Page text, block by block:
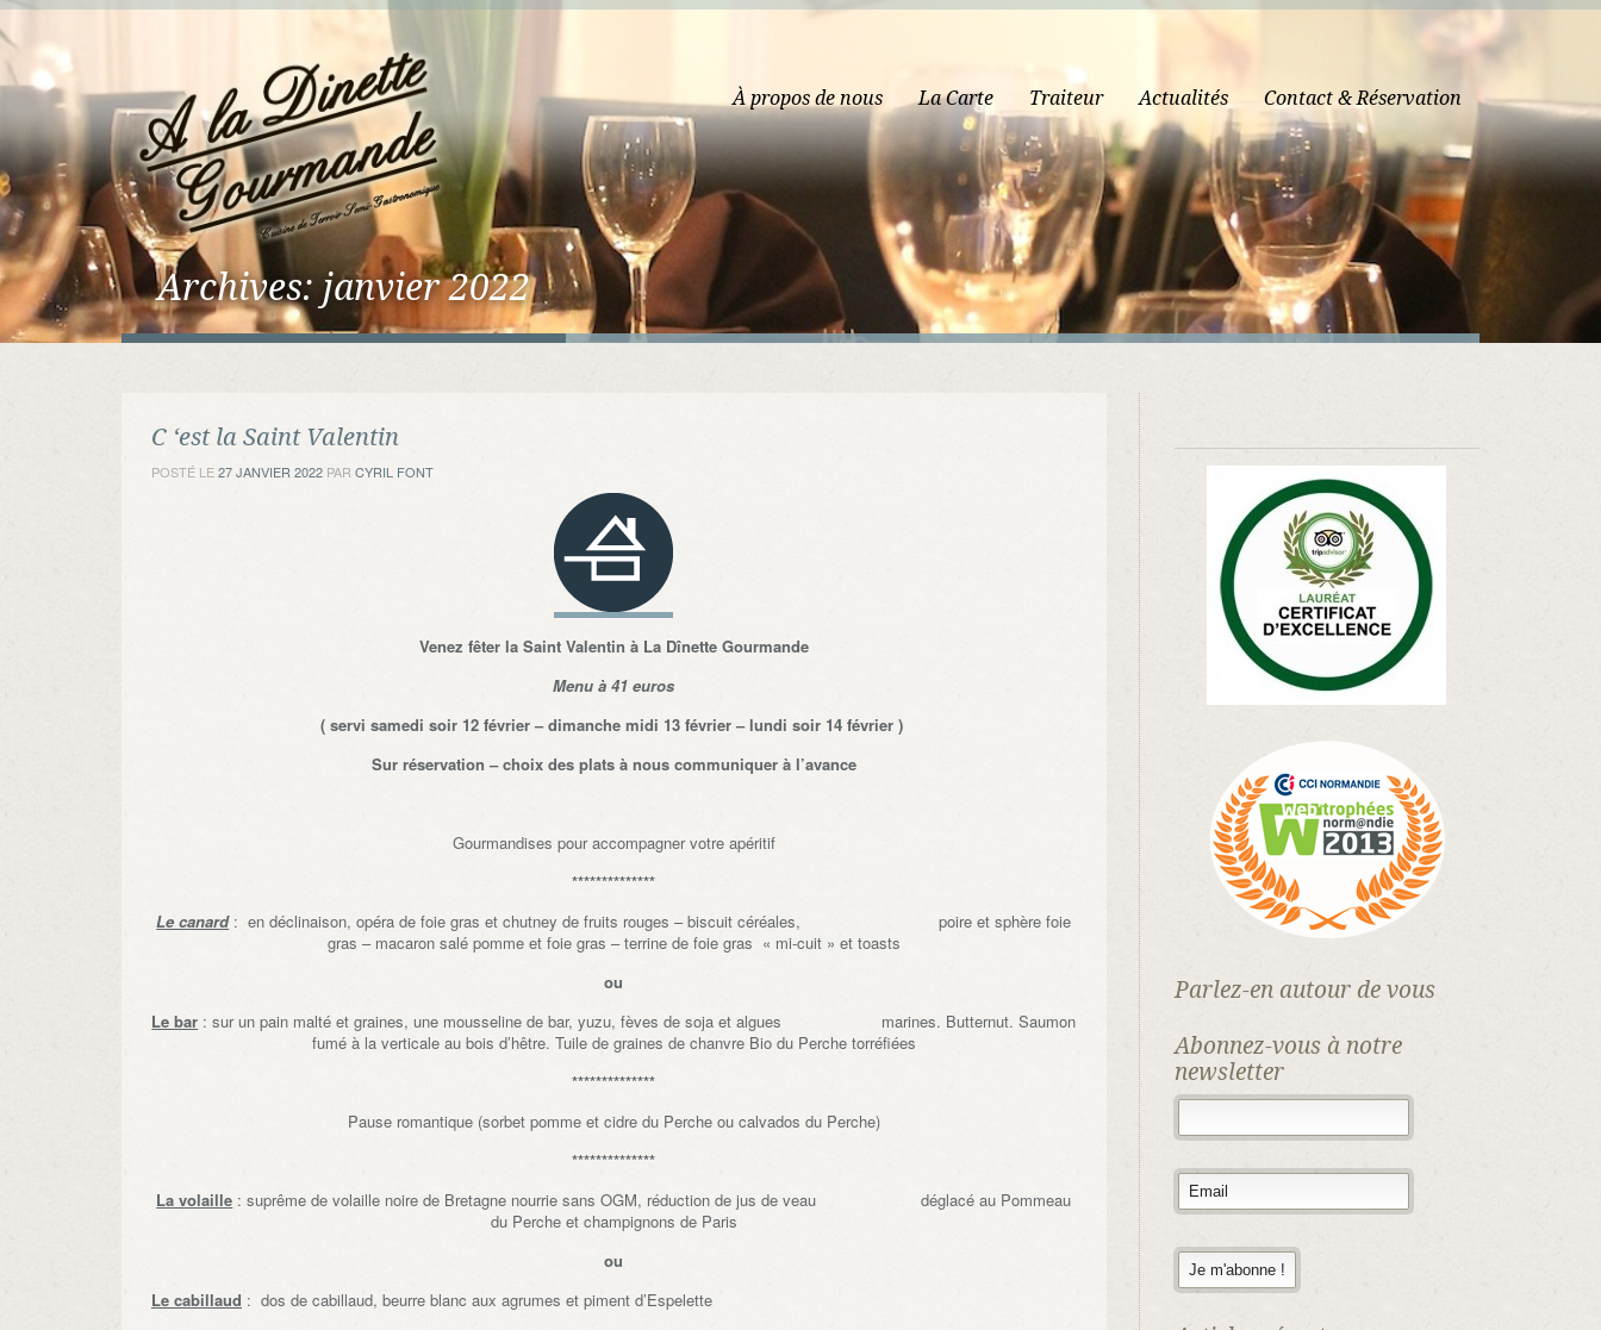
À propos de nous La Carte Traiteur Actualités Contact & Réservation
Archives:janvier 2022
C ‘est la Saint Valentin
POSTÉ LE27 JANVIER 2022 PAR CYRIL FONT
Venez fêter la Saint Valentin à La Dînette Gourmande
Menu à 41 euros
( servi samedi soir 12 février – dimanche midi 13 février – lundi soir 14 février )
Sur réservation – choix des plats à nous communiquer à l’avance
Gourmandises pour accompagner votre apéritif
**************
Le canard : en déclinaison, opéra de foie gras et chutney de fruits rouges – biscuit céréales, poire et sphère foie
gras – macaron salé pomme et foie gras – terrine de foie gras « mi-cuit » et toasts
ou
Le bar : sur un pain malté et graines, une mousseline de bar, yuzu, fèves de soja et algues marines. Butternut. Saumon
fumé à la verticale au bois d’hêtre. Tuile de graines de chanvre Bio du Perche torréfiées
**************
Pause romantique (sorbet pomme et cidre du Perche ou calvados du Perche)
**************
La volaille : suprême de volaille noire de Bretagne nourrie sans OGM, réduction de jus de veau déglacé au Pommeau
du Perche et champignons de Paris
ou
Le cabillaud : dos de cabillaud, beurre blanc aux agrumes et piment d’Espelette
Parlez-en autour de vous
Abonnez-vous à notre
newsletter